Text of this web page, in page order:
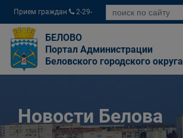
Прием граждан
2-29-
04
БЕЛОВО
Портал Администрации
Беловского городского округа
Новости Белова